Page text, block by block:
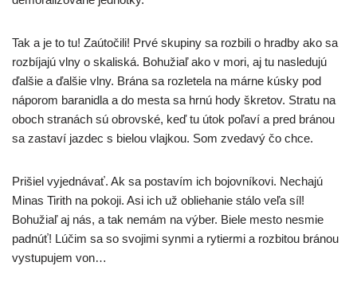
Tak a je to tu! Zaútočili! Prvé sku­pi­ny sa roz­bi­li o hrad­by ako sa
roz­bí­ja­jú vlny o ska­lis­ká. Bohužiaľ ako v mori, aj tu nasle­du­jú
ďal­šie a ďal­šie vlny. Brána sa roz­le­te­la na már­ne kús­ky pod
nápo­rom bara­nid­la a do mes­ta sa hrnú hody škre­tov. Stratu na
oboch stra­nách sú obrov­ské, keď tu útok poľa­ví a pred brá­nou
sa zasta­ví jaz­dec s bie­lou vlaj­kou. Som zve­da­vý čo chce.
Prišiel vyjed­ná­vať. Ak sa posta­vím ich bojov­ní­ko­vi. Nechajú
Minas Tirith na poko­ji. Asi ich už oblie­ha­nie stá­lo veľa síl!
Bohužiaľ aj nás, a tak nemám na výber. Biele mes­to nesmie
pad­núť! Lúčim sa so svo­ji­mi syn­mi a rytier­mi a roz­bi­tou brá­nou
vystu­pu­jem von…